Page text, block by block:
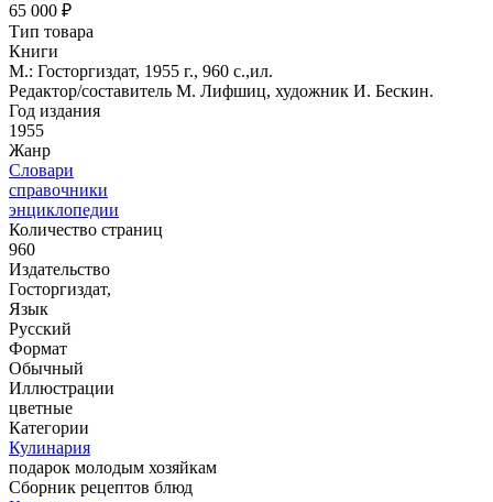
65 000 ₽
Тип товара
Книги
М.: Госторгиздат, 1955 г., 960 с.,ил.
Редактор/составитель М. Лифшиц, художник И. Бескин.
Год издания
1955
Жанр
Словари
справочники
энциклопедии
Количество страниц
960
Издательство
Госторгиздат,
Язык
Русский
Формат
Обычный
Иллюстрации
цветные
Категории
Кулинария
подарок молодым хозяйкам
Сборник рецептов блюд